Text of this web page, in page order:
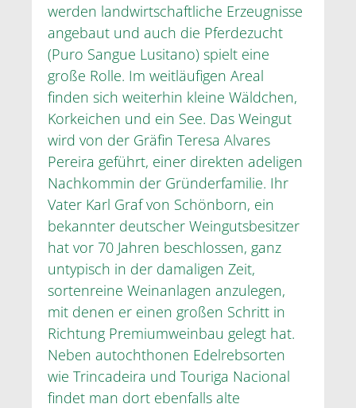
werden landwirtschaftliche Erzeugnisse
angebaut und auch die Pferdezucht
(Puro Sangue Lusitano) spielt eine
große Rolle. Im weitläufigen Areal
finden sich weiterhin kleine Wäldchen,
Korkeichen und ein See. Das Weingut
wird von der Gräfin Teresa Alvares
Pereira geführt, einer direkten adeligen
Nachkommin der Gründerfamilie. Ihr
Vater Karl Graf von Schönborn, ein
bekannter deutscher Weingutsbesitzer
hat vor 70 Jahren beschlossen, ganz
untypisch in der damaligen Zeit,
sortenreine Weinanlagen anzulegen,
mit denen er einen großen Schritt in
Richtung Premiumweinbau gelegt hat.
Neben autochthonen Edelrebsorten
wie Trincadeira und Touriga Nacional
findet man dort ebenfalls alte